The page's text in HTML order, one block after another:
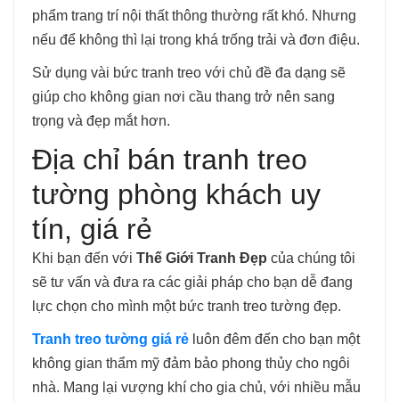
phẩm trang trí nội thất thông thường rất khó. Nhưng
nếu để không thì lại trong khá trống trải và đơn điệu.
Sử dụng vài bức tranh treo với chủ đề đa dạng sẽ
giúp cho không gian nơi cầu thang trở nên sang
trọng và đẹp mắt hơn.
Địa chỉ bán tranh treo
tường phòng khách uy
tín, giá rẻ
Khi bạn đến với Thế Giới Tranh Đẹp của chúng tôi
sẽ tư vấn và đưa ra các giải pháp cho bạn dễ đang
lực chọn cho mình một bức tranh treo tường đẹp.
Tranh treo tường giá rẻ luôn đêm đến cho bạn một
không gian thẩm mỹ đảm bảo phong thủy cho ngôi
nhà. Mang lại vượng khí cho gia chủ, với nhiều mẫu